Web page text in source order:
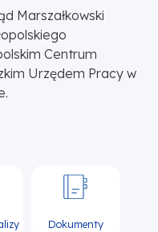
Marszałkowski
Centrum
Urzędem Pracy w
Dokumenty